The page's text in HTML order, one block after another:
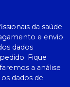
da saúde
e envio
dados
Fique
a análise
dados de